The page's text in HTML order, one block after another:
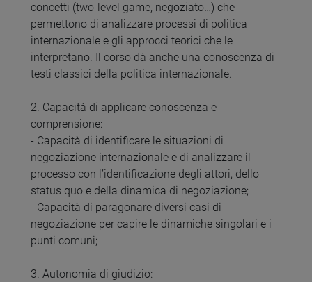
concetti (two-level game, negoziato…) che
permettono di analizzare processi di politica
internazionale e gli approcci teorici che le
interpretano. Il corso dà anche una conoscenza di
testi classici della politica internazionale.
2. Capacità di applicare conoscenza e
comprensione:
- Capacità di identificare le situazioni di
negoziazione internazionale e di analizzare il
processo con l’identificazione degli attori, dello
status quo e della dinamica di negoziazione;
- Capacità di paragonare diversi casi di
negoziazione per capire le dinamiche singolari e i
punti comuni;
3. Autonomia di giudizio: